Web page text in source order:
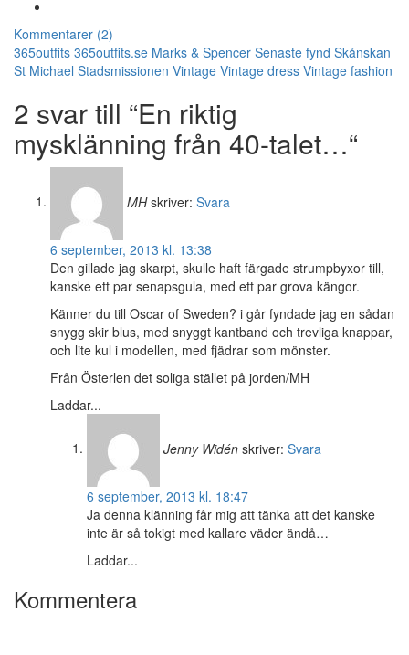
Kommentarer (2)
365outfits 365outfits.se Marks & Spencer Senaste fynd Skånskan
St Michael Stadsmissionen Vintage Vintage dress Vintage fashion
2 svar till “En riktig
mysklänning från 40-talet…“
MH skriver: Svara
6 september, 2013 kl. 13:38
Den gillade jag skarpt, skulle haft färgade strumpbyxor till,
kanske ett par senapsgula, med ett par grova kängor.
Känner du till Oscar of Sweden? i går fyndade jag en sådan
snygg skir blus, med snyggt kantband och trevliga knappar,
och lite kul i modellen, med fjädrar som mönster.
Från Österlen det soliga stället på jorden/MH
Laddar...
Jenny Widén skriver: Svara
6 september, 2013 kl. 18:47
Ja denna klänning får mig att tänka att det kanske
inte är så tokigt med kallare väder ändå…
Laddar...
Kommentera